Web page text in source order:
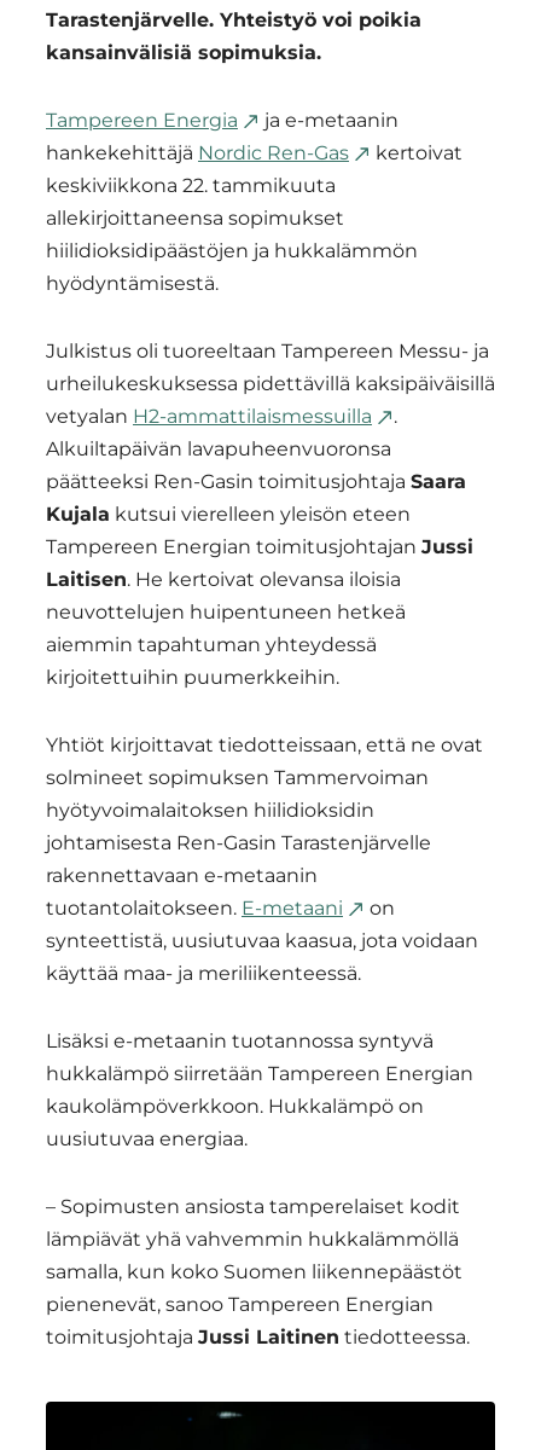
Tarastenjärvelle. Yhteistyö voi poikia
kansainvälisiä sopimuksia.
Tampereen Energia
ja e-metaanin
hankekehittäjä Nordic Ren-Gas
kertoivat
keskiviikkona 22. tammikuuta
allekirjoittaneensa sopimukset
hiilidioksidipäästöjen ja hukkalämmön
hyödyntämisestä.
Julkistus oli tuoreeltaan Tampereen Messu- ja
urheilukeskuksessa pidettävillä kaksipäiväisillä
vetyalan H2-ammattilaismessuilla
.
Alkuiltapäivän lavapuheenvuoronsa
päätteeksi Ren-Gasin toimitusjohtaja Saara
Kujala kutsui vierelleen yleisön eteen
Tampereen Energian toimitusjohtajan Jussi
Laitisen. He kertoivat olevansa iloisia
neuvottelujen huipentuneen hetkeä
aiemmin tapahtuman yhteydessä
kirjoitettuihin puumerkkeihin.
Yhtiöt kirjoittavat tiedotteissaan, että ne ovat
solmineet sopimuksen Tammervoiman
hyötyvoimalaitoksen hiilidioksidin
johtamisesta Ren-Gasin Tarastenjärvelle
rakennettavaan e-metaanin
tuotantolaitokseen. E-metaani
on
synteettistä, uusiutuvaa kaasua, jota voidaan
käyttää maa- ja meriliikenteessä.
Lisäksi e-metaanin tuotannossa syntyvä
hukkalämpö siirretään Tampereen Energian
kaukolämpöverkkoon. Hukkalämpö on
uusiutuvaa energiaa.
– Sopimusten ansiosta tamperelaiset kodit
lämpiävät yhä vahvemmin hukkalämmöllä
samalla, kun koko Suomen liikennepäästöt
pienenevät, sanoo Tampereen Energian
toimitusjohtaja Jussi Laitinen tiedotteessa.